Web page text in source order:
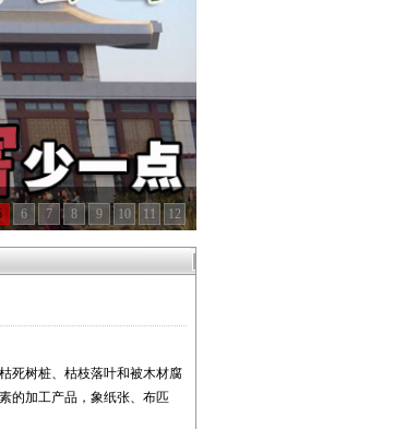
6 7 8 9 10 11 12
死树桩、枯枝落叶和被木材腐
的加工产品，象纸张、布匹